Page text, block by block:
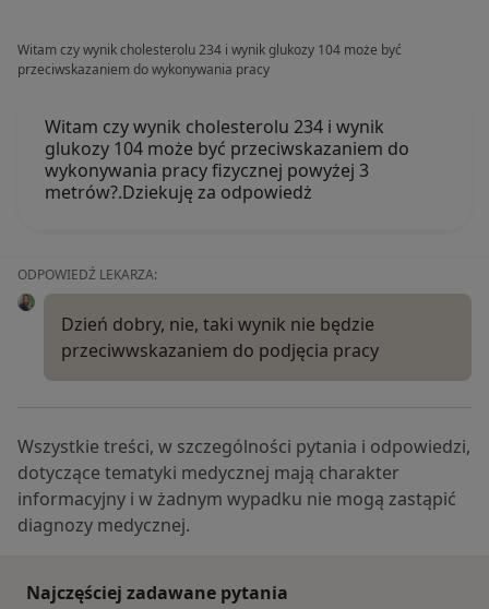
Witam czy wynik cholesterolu 234 i wynik glukozy 104 może być
przeciwskazaniem do wykonywania pracy
Witam czy wynik cholesterolu 234 i wynik
glukozy 104 może być przeciwskazaniem do
wykonywania pracy fizycznej powyżej 3
metrów?.Dziekuję za odpowiedż
ODPOWIEDŹ LEKARZA:
Dzień dobry, nie, taki wynik nie będzie
przeciwwskazaniem do podjęcia pracy
Wszystkie treści, w szczególności pytania i odpowiedzi,
dotyczące tematyki medycznej mają charakter
informacyjny i w żadnym wypadku nie mogą zastąpić
diagnozy medycznej.
Najczęściej zadawane pytania